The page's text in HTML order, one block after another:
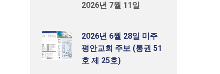
2026년 7월 11일
2026년 6월 28일 미주
평안교회 주보 (통권 51
호 제 25호)